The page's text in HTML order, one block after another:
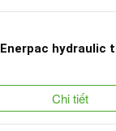
Enerpac hydraulic
Chi tiết